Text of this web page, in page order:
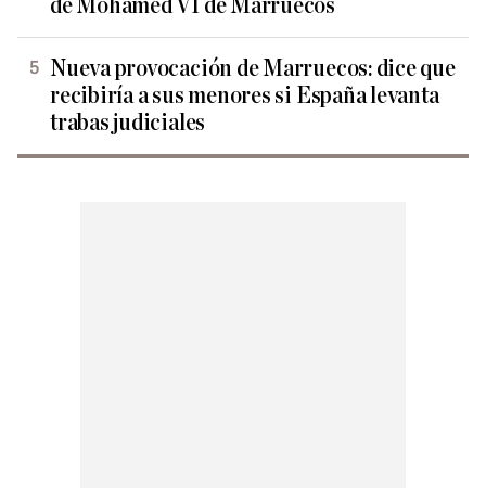
de Mohamed VI de Marruecos
Nueva provocación de Marruecos: dice que
recibiría a sus menores si España levanta
trabas judiciales